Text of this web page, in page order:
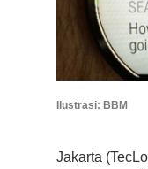
Ilustrasi: BBM
Jakarta